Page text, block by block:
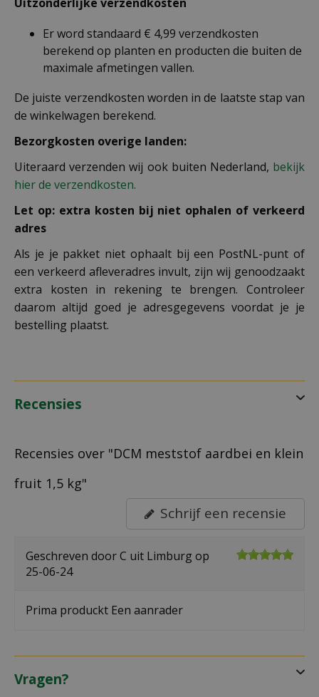
Uitzonderlijke verzendkosten
Er word standaard € 4,99 verzendkosten
berekend op planten en producten die buiten de
maximale afmetingen vallen.
De juiste verzendkosten worden in de laatste stap van
de winkelwagen berekend.
Bezorgkosten overige landen:
Uiteraard verzenden wij ook buiten Nederland, bekijk
hier de verzendkosten.
Let op: extra kosten bij niet ophalen of verkeerd
adres
Als je je pakket niet ophaalt bij een PostNL-punt of
een verkeerd afleveradres invult, zijn wij genoodzaakt
extra kosten in rekening te brengen. Controleer
daarom altijd goed je adresgegevens voordat je je
bestelling plaatst.
Recensies
Recensies over "DCM meststof aardbei en klein
fruit 1,5 kg"
Schrijf een recensie
Geschreven doorC uit Limburg op
25-06-24
Prima produckt Een aanrader
Vragen?